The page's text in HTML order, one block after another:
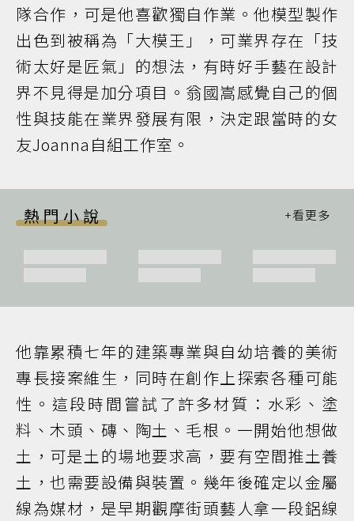
隊合作，可是他喜歡獨自作業。他模型製作
出色到被稱為「大模王」，可業界存在「技
術太好是匠氣」的想法，有時好手藝在設計
界不見得是加分項目。翁國嵩感覺自己的個
性與技能在業界發展有限，決定跟當時的女
友Joanna自組工作室。
熱門小說
他靠累積七年的建築專業與自幼培養的美術
專長接案維生，同時在創作上探索各種可能
性。這段時間嘗試了許多材質：水彩、塗
料、木頭、磚、陶土、毛根。一開始他想做
土，可是土的場地要求高，要有空間推土養
土，也需要設備與裝置。幾年後確定以金屬
線為媒材，是早期觀摩街頭藝人拿一段鋁線